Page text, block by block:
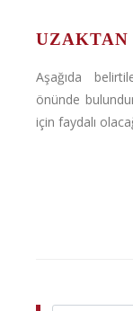
Aşağıda
önünde
için faydalı